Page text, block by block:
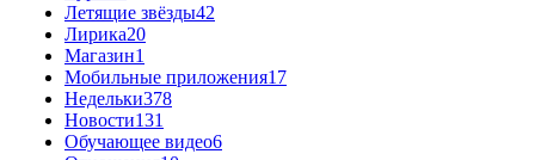
Летящие звёзды42
Лирика20
Магазин1
Мобильные приложения17
Недельки378
Новости131
Обучающее видео6